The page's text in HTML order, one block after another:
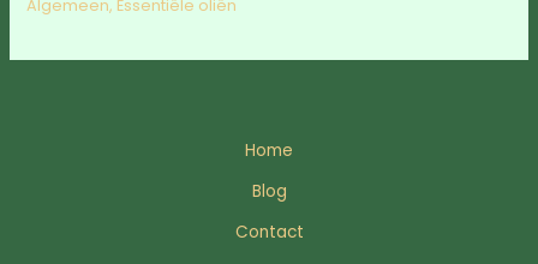
Algemeen, Essentiële oliën
Home
Blog
Contact